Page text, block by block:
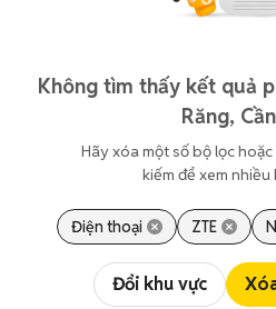
Không tìm thấy kết quả
Răng,
Hãy xóa một số bộ lọc
kiếm để xem nhiều
Điện thoại ZTE
Đổi khu vực